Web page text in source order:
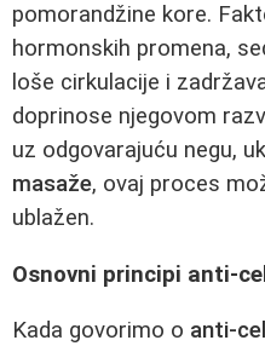
pomorandžine kore.
hormonskih promena,
loše cirkulacije i
doprinose njegovom
uz odgovarajuću negu,
masaže, ovaj proces
ublažen.
Osnovni principi anti-
Kada govorimo o anti-